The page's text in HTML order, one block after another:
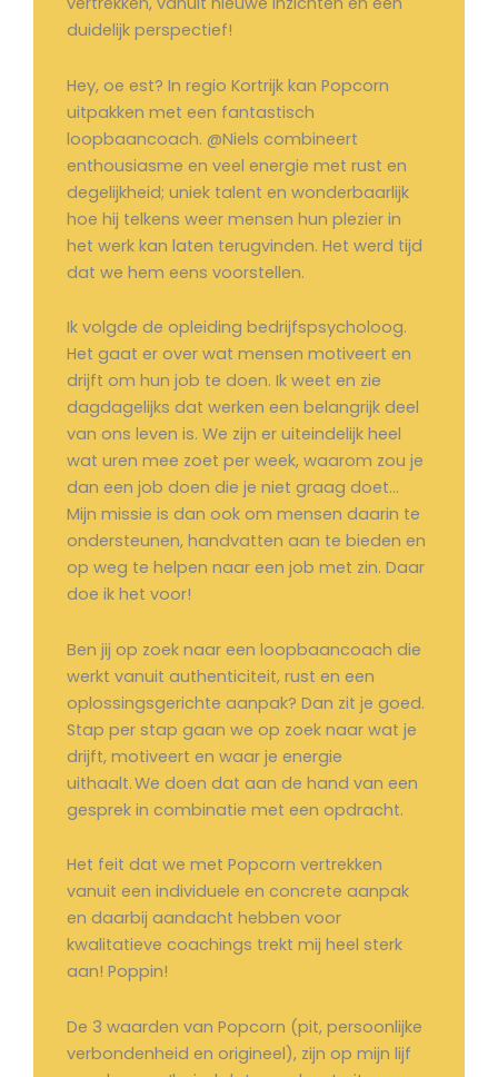
duidelijk perspectief!
Hey, oe est? In regio Kortrijk kan Popcorn
uitpakken met een fantastisch
loopbaancoach. @Niels combineert
enthousiasme en veel energie met rust en
degelijkheid; uniek talent en wonderbaarlijk
hoe hij telkens weer mensen hun plezier in
het werk kan laten terugvinden. Het werd tijd
dat we hem eens voorstellen.
Ik volgde de opleiding bedrijfspsycholoog.
Het gaat er over wat mensen motiveert en
drijft om hun job te doen. Ik weet en zie
dagdagelijks dat werken een belangrijk deel
van ons leven is. We zijn er uiteindelijk heel
wat uren mee zoet per week, waarom zou je
dan een job doen die je niet graag doet…
Mijn missie is dan ook om mensen daarin te
ondersteunen, handvatten aan te bieden en
op weg te helpen naar een job met zin. Daar
doe ik het voor!
Ben jij op zoek naar een loopbaancoach die
werkt vanuit authenticiteit, rust en een
oplossingsgerichte aanpak? Dan zit je goed.
Stap per stap gaan we op zoek naar wat je
drijft, motiveert en waar je energie
uithaalt. We doen dat aan de hand van een
gesprek in combinatie met een opdracht.
Het feit dat we met Popcorn vertrekken
vanuit een individuele en concrete aanpak
en daarbij aandacht hebben voor
kwalitatieve coachings trekt mij heel sterk
aan! Poppin!
De 3 waarden van Popcorn (pit, persoonlijke
verbondenheid en origineel), zijn op mijn lijf